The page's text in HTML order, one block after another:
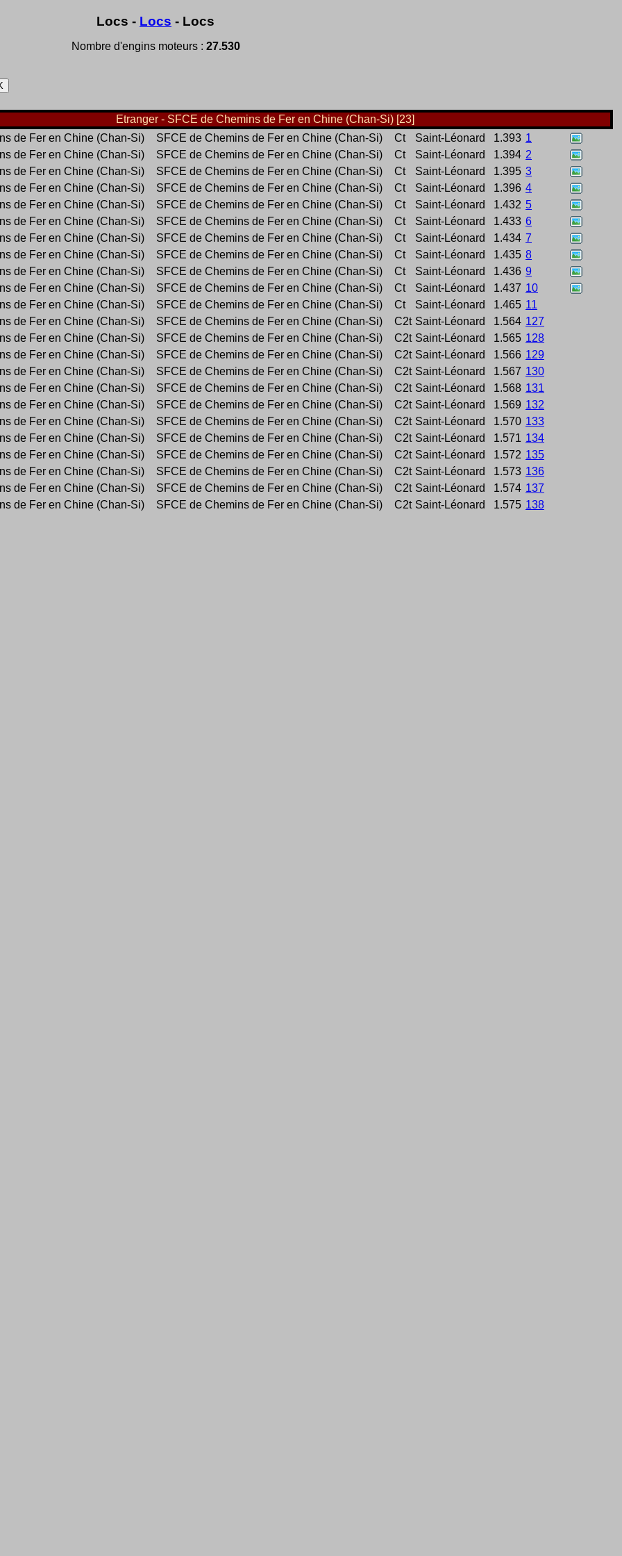
Locs - Locs - Locs
Nombre d'engins moteurs : 27.530
Etranger - SFCE de Chemins de Fer en Chine (Chan-Si) [23]
de Fer en Chine (Chan-Si)
SFCE de Chemins de Fer en Chine (Chan-Si) Ct Saint-Léonard 1.393 1
de Fer en Chine (Chan-Si)
SFCE de Chemins de Fer en Chine (Chan-Si) Ct Saint-Léonard 1.394 2
de Fer en Chine (Chan-Si)
SFCE de Chemins de Fer en Chine (Chan-Si) Ct Saint-Léonard 1.395 3
de Fer en Chine (Chan-Si)
SFCE de Chemins de Fer en Chine (Chan-Si) Ct Saint-Léonard 1.396 4
de Fer en Chine (Chan-Si)
SFCE de Chemins de Fer en Chine (Chan-Si) Ct Saint-Léonard 1.432 5
de Fer en Chine (Chan-Si)
SFCE de Chemins de Fer en Chine (Chan-Si) Ct Saint-Léonard 1.433 6
de Fer en Chine (Chan-Si)
SFCE de Chemins de Fer en Chine (Chan-Si) Ct Saint-Léonard 1.434 7
de Fer en Chine (Chan-Si)
SFCE de Chemins de Fer en Chine (Chan-Si) Ct Saint-Léonard 1.435 8
de Fer en Chine (Chan-Si)
SFCE de Chemins de Fer en Chine (Chan-Si) Ct Saint-Léonard 1.436 9
de Fer en Chine (Chan-Si)
SFCE de Chemins de Fer en Chine (Chan-Si) Ct Saint-Léonard 1.437 10
de Fer en Chine (Chan-Si)
SFCE de Chemins de Fer en Chine (Chan-Si) Ct Saint-Léonard 1.465 11
de Fer en Chine (Chan-Si)
SFCE de Chemins de Fer en Chine (Chan-Si) C2t Saint-Léonard 1.564 127
de Fer en Chine (Chan-Si)
SFCE de Chemins de Fer en Chine (Chan-Si) C2t Saint-Léonard 1.565 128
de Fer en Chine (Chan-Si)
SFCE de Chemins de Fer en Chine (Chan-Si) C2t Saint-Léonard 1.566 129
de Fer en Chine (Chan-Si)
SFCE de Chemins de Fer en Chine (Chan-Si) C2t Saint-Léonard 1.567 130
de Fer en Chine (Chan-Si)
SFCE de Chemins de Fer en Chine (Chan-Si) C2t Saint-Léonard 1.568 131
de Fer en Chine (Chan-Si)
SFCE de Chemins de Fer en Chine (Chan-Si) C2t Saint-Léonard 1.569 132
de Fer en Chine (Chan-Si)
SFCE de Chemins de Fer en Chine (Chan-Si) C2t Saint-Léonard 1.570 133
de Fer en Chine (Chan-Si)
SFCE de Chemins de Fer en Chine (Chan-Si) C2t Saint-Léonard 1.571 134
de Fer en Chine (Chan-Si)
SFCE de Chemins de Fer en Chine (Chan-Si) C2t Saint-Léonard 1.572 135
de Fer en Chine (Chan-Si)
SFCE de Chemins de Fer en Chine (Chan-Si) C2t Saint-Léonard 1.573 136
de Fer en Chine (Chan-Si)
SFCE de Chemins de Fer en Chine (Chan-Si) C2t Saint-Léonard 1.574 137
de Fer en Chine (Chan-Si)
SFCE de Chemins de Fer en Chine (Chan-Si) C2t Saint-Léonard 1.575 138